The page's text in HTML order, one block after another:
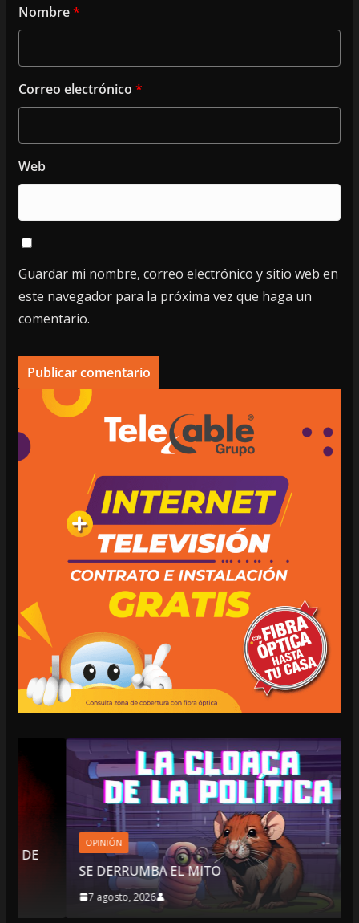
Nombre*
Correo electrónico *
Web
Guardar mi nombre, correo electrónico y sitio web en
este navegador para la próxima vez que haga un
comentario.
SE DERRUMBA EL MITO
7 agosto, 2026